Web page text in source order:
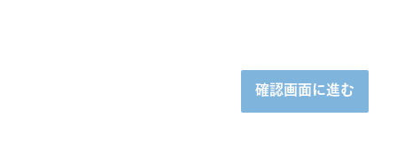
確認画面に進む